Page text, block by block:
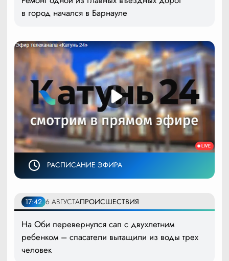
в город начался в Барнауле
РАСПИСАНИЕ ЭФИРА
17:42 6 АВГУСТАПРОИСШЕСТВИЯ
На Оби перевернулся сап с двухлетним
ребенком – спасатели вытащили из воды трех
человек